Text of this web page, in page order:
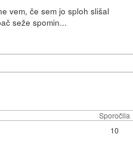
vem, če sem jo sploh slišal
seže spomin...
Sporočila
10